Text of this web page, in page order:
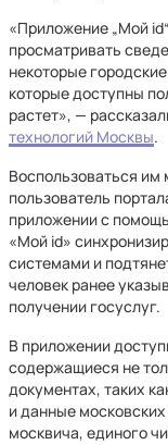
«Приложение „Мой
просматривать
некоторые
которые доступны
растет», —
технологий Москвы.
Воспользоваться
пользователь
приложении с
«Мой id»
системами и
человек ранее
получении госуслуг.
В приложении
содержащиеся не
документах, таких
и данные
москвича, единого